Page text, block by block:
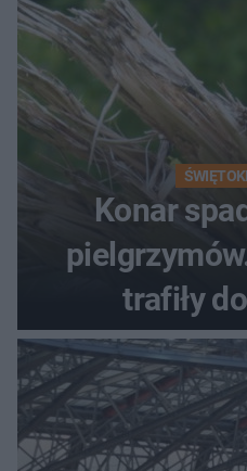
Konar
trafiły